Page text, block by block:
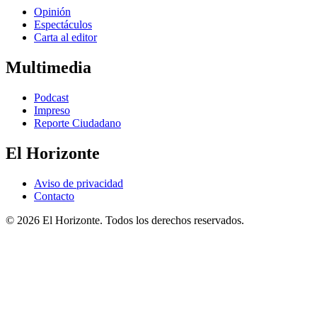
Opinión
Espectáculos
Carta al editor
Multimedia
Podcast
Impreso
Reporte Ciudadano
El Horizonte
Aviso de privacidad
Contacto
© 2026 El Horizonte. Todos los derechos reservados.